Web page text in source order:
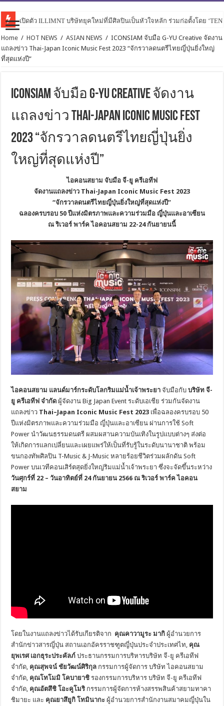
เปิดตัว ILLIMNT บริษัทยุคใหม่ที่มีศิลปินเป็นหัวใจหลัก ร่วมก่อตั้งโดย
Home / HOT NEWS / ASIAN NEWS / ICONSIAM จับมือ G-YU Creative จัดงาน
แถลงข่าว Thai-Japan Iconic Music Fest 2023 “จักรวาลดนตรีไทยญี่ปุ่นยิ่งใหญ่
ที่สุดแห่งปี”
ICONSIAM จับมือ G-YU Creative จัดงาน
แถลงข่าว Thai-Japan Iconic Music Fest
2023 “จักรวาลดนตรีไทยญี่ปุ่นยิ่ง
ใหญ่ที่สุดแห่งปี”
ไอคอนสยาม จับมือ จี-ยู ครีเอทีฟ
จัดงานแถลงข่าว Thai-Japan Iconic Music Fest 2023
“จักรวาลดนตรีไทยญี่ปุ่นยิ่งใหญ่ที่สุดแห่งปี”
ฉลองครบรอบ 50 ปีแห่งมิตรภาพและความร่วมมือ ญี่ปุ่นและอาเซียน
ณ ริเวอร์ พาร์ค ไอคอนสยาม 22-24 กันยายนนี้
ไอคอนสยาม แลนด์มาร์กระดับโลกริมแม่น้ำเจ้าพระยา จับมือกับบริษัท จี-
ยู ครีเอทีฟ จำกัด ผู้จัดงาน Big Japan Event ระดับเอเชีย ร่วมกันจัดงาน
แถลงข่าว Thai–Japan Iconic Music Fest 2023 เพื่อฉลองครบรอบ 50
ปีแห่งมิตรภาพและความร่วมมือ ญี่ปุ่นและอาเซียน ผ่านการใช้ Soft
Power นำวัฒนธรรมดนตรี ผสมผสานความบันเทิงในรูปแบบต่างๆ ส่งต่อ
ให้เกิดการแลกเปลี่ยนและเผยแพร่ให้เป็นที่รับรู้ในระดับนานาชาติ พร้อม
ขนกองทัพศิลปิน T-Music & J-Music หลายร้อยชีวิตร่วมผลักดัน Soft
Power บนเวทีคอนเสิร์ตสุดยิ่งใหญ่ริมแม่น้ำเจ้าพระยา ซึ่งจะจัดขึ้นระหว่าง
วันศุกร์ที่ 22 – วันอาทิตย์ที่ 24กันยายน 2566 ณ ริเวอร์ พาร์ค ไอคอน
สยาม
โดยในงานแถลงข่าวได้รับเกียรติจาก คุณคาวามูระ มากิ ผู้อำนวยการ
สำนักข่าวสารญี่ปุ่น สถานเอกอัครราชฑูตญี่ปุ่นประจำประเทศไท, คุณ
ยุพเรศ เอกธุระประคัลภ์ ประธานกรรมการบริหารบริษัท จี-ยู ครีเอทีฟ
จำกัด, คุณสุพจน์ ชัยวัฒน์ศิริกุล กรรมการผู้จัดการ บริษัท ไอคอนสยาม
จำกัด, คุณโทโมมิ โคบายาชิ รองกรรมการบริหาร บริษัท จี-ยู ครีเอทีฟ
จำกัด, คุณอัตสึชิ โอะคูโมริ กรรมการผู้จัดการห้างสรรพสินค้าสยามทาคา
ชิมายะ และ คุณยาสึยูกิ โทมินากะ ผู้อำนวยการสำนักงานสมาคมญี่ปุ่นใน